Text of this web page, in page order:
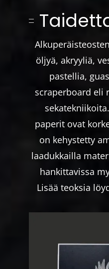
öljyä, akryyliä,
pastellia,
scraperboard eli
paperit ovat
on kehystetty
laadukkailla
hankittavissa
Lisää teoksia